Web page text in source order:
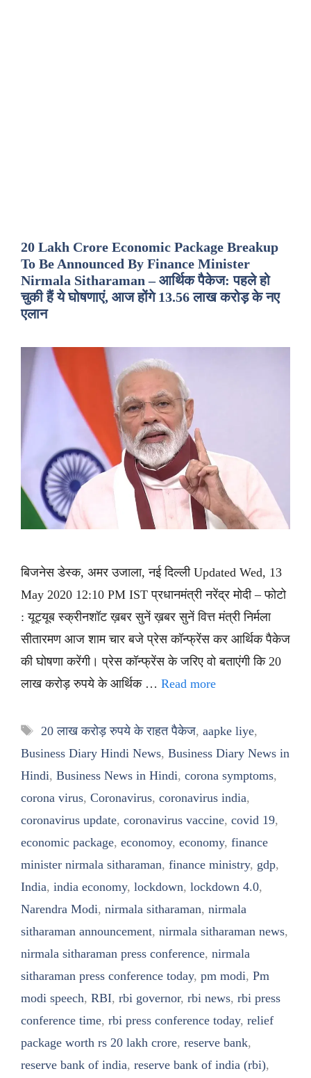
20 Lakh Crore Economic Package Breakup
To Be Announced By Finance Minister
Nirmala Sitharaman – आर्थिक पैकेज: पहले हो
चुकी हैं ये घोषणाएं, आज होंगे 13.56 लाख करोड़ के नए
एलान
बिजनेस डेस्क, अमर उजाला, नई दिल्ली Updated Wed, 13
May 2020 12:10 PM IST प्रधानमंत्री नरेंद्र मोदी – फोटो
: यूट्यूब स्क्रीनशॉट ख़बर सुनें ख़बर सुनें वित्त मंत्री निर्मला
सीतारमण आज शाम चार बजे प्रेस कॉन्फ्रेंस कर आर्थिक पैकेज
की घोषणा करेंगी। प्रेस कॉन्फ्रेंस के जरिए वो बताएंगी कि 20
लाख करोड़ रुपये के आर्थिक … Read more
Tags
20 लाख करोड़ रुपये के राहत पैकेज, aapke liye,
Business Diary Hindi News, Business Diary News in
Hindi, Business News in Hindi, corona symptoms,
corona virus, Coronavirus, coronavirus india,
coronavirus update, coronavirus vaccine, covid 19,
economic package, economoy, economy, finance
minister nirmala sitharaman, finance ministry, gdp,
India, india economy, lockdown, lockdown 4.0,
Narendra Modi, nirmala sitharaman, nirmala
sitharaman announcement, nirmala sitharaman news,
nirmala sitharaman press conference, nirmala
sitharaman press conference today, pm modi, Pm
modi speech, RBI, rbi governor, rbi news, rbi press
conference time, rbi press conference today, relief
package worth rs 20 lakh crore, reserve bank,
reserve bank of india, reserve bank of india (rbi),